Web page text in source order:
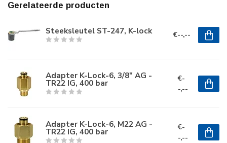
Gerelateerde producten
Steeksleutel ST-247, K-lock €--,--
Adapter K-Lock-6, 3/8" AG -
TR22 IG, 400 bar
€-
-,--
Adapter K-Lock-6, M22 AG -
TR22 IG, 400 bar
€-
-,--